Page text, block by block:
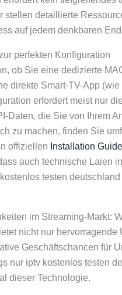
stellen detaillierte
auf jedem denkbaren
perfekten Konfiguration
ob Sie eine dedizierte
direkte Smart-TV-App
erfordert meist nur
Daten, die Sie von Ihrem
zu machen, finden Sie
offiziellen Installation
auch technische Laien
testen
im Streaming-Markt:
nicht nur
Geschäftschancen für
nur iptv kostenlos testen
dieser Technologie.